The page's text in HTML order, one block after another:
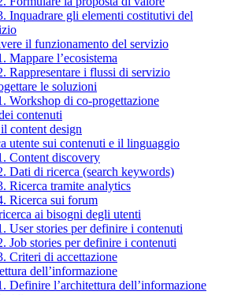
Inquadrare gli elementi costitutivi del
il funzionamento del servizio
Mappare l’ecosistema
Rappresentare i flussi di servizio
le soluzioni
Workshop di co-progettazione
contenuti
content design
utente sui contenuti e il linguaggio
Content discovery
Dati di ricerca (search keywords)
Ricerca tramite analytics
Ricerca sui forum
ai bisogni degli utenti
User stories per definire i contenuti
Job stories per definire i contenuti
Criteri di accettazione
dell’informazione
Definire l’architettura dell’informazione